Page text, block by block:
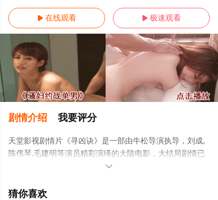
 在线观看  极速观看
剧情介绍 我要评分
天堂影视剧情片《寻凶诀》是一部由牛松导演执导，刘成,
陈伟琴,毛建明等演员精彩演绎的大陆电影，大结局剧情已
揭晓（已完结），手机免费观看高清未删减完整版电影大
视猫或剧情网等平台了解。

猜你喜欢